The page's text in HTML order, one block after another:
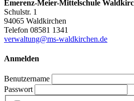
Emerenz-Meier-Mittelschule
Schulstr. 1
94065 Waldkirchen
Telefon 08581 1341
verwaltung@ms-waldkirchen.de
Anmelden
Benutzername
Passwort